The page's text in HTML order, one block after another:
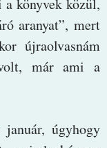
aranyat”, mert
újraolvasnám
már ami a
úgyhogy